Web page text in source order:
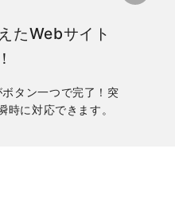
たWebサイト
タン一つで完了！突
時に対応できます。